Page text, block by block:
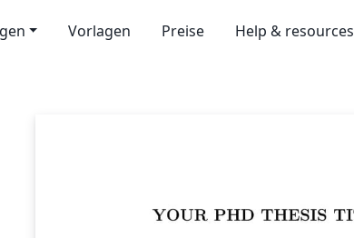
Vorlagen Preise Help & resources